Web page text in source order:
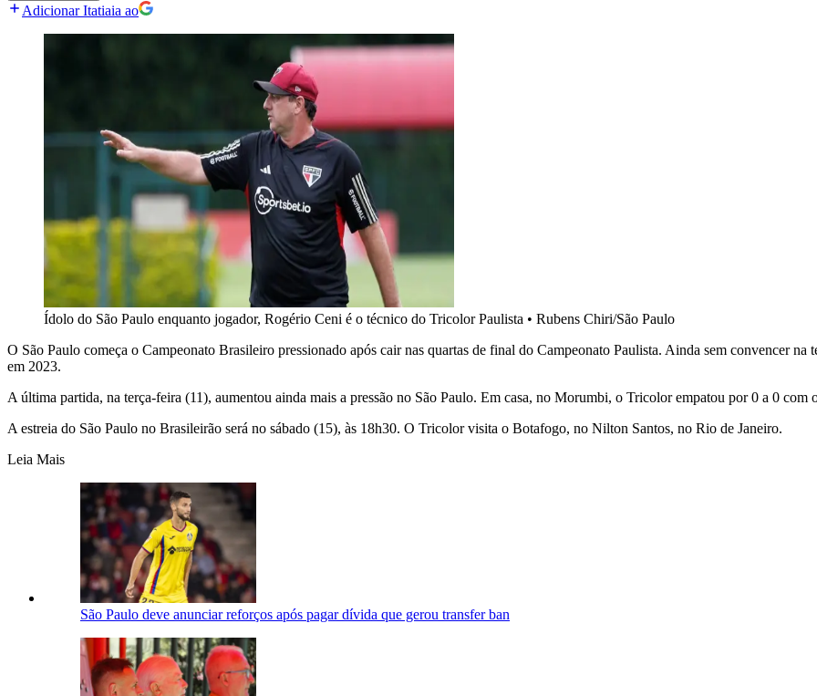
Adicionar Itatiaia ao
Ídolo do São Paulo enquanto jogador, Rogério Ceni é o técnico do Tricolor Paulista • Rubens Chiri/São Paulo
O São Paulo começa o Campeonato Brasileiro pressionado após cair nas quartas de final do Campeonato Paulista. Ainda sem convencer
em 2023.
A última partida, na terça-feira (11), aumentou ainda mais a pressão no São Paulo. Em casa, no Morumbi, o Tricolor empatou por 0 a 0
A estreia do São Paulo no Brasileirão será no sábado (15), às 18h30. O Tricolor visita o Botafogo, no Nilton Santos, no Rio de Janeiro.
Leia Mais
São Paulo deve anunciar reforços após pagar dívida que gerou transfer ban